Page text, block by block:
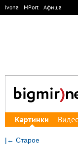
Ivona MPort Афиша
Картинки
|← Старое